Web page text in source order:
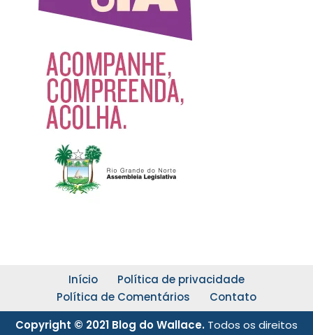
Início
Política de privacidade
Política de Comentários
Contato
Copyright © 2021 Blog do Wallace. Todos os direitos